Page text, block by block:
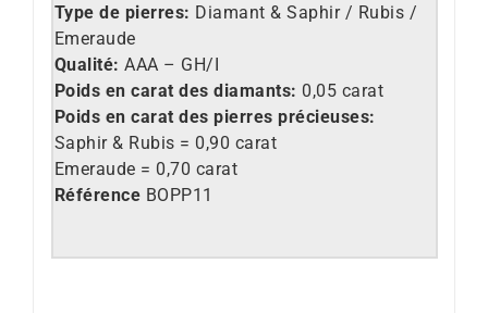
Type de pierres: Diamant & Saphir / Rubis /
Emeraude
Qualité: AAA – GH/I
Poids en carat des diamants: 0,05 carat
Poids en carat des pierres précieuses:
Saphir & Rubis = 0,90 carat
Emeraude = 0,70 carat
Référence BOPP11